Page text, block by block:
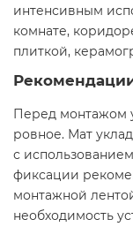
интенсивным
комнате,
плиткой,
Перед монтажом
ровное. Мат
с
фиксации
монтажной
необходимость